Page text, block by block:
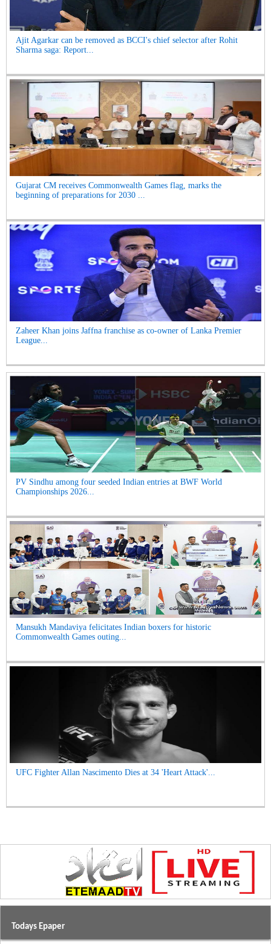
Ajit Agarkar can be removed as BCCI's chief selector after Rohit
Sharma saga: Report...
Gujarat CM receives Commonwealth Games flag, marks the
beginning of preparations for 2030 ...
Zaheer Khan joins Jaffna franchise as co-owner of Lanka Premier
League...
PV Sindhu among four seeded Indian entries at BWF World
Championships 2026...
Mansukh Mandaviya felicitates Indian boxers for historic
Commonwealth Games outing...
UFC Fighter Allan Nascimento Dies at 34 'Heart Attack'...
Todays Epaper